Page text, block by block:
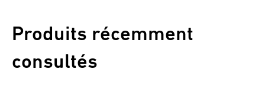
Produits récemment
consultés